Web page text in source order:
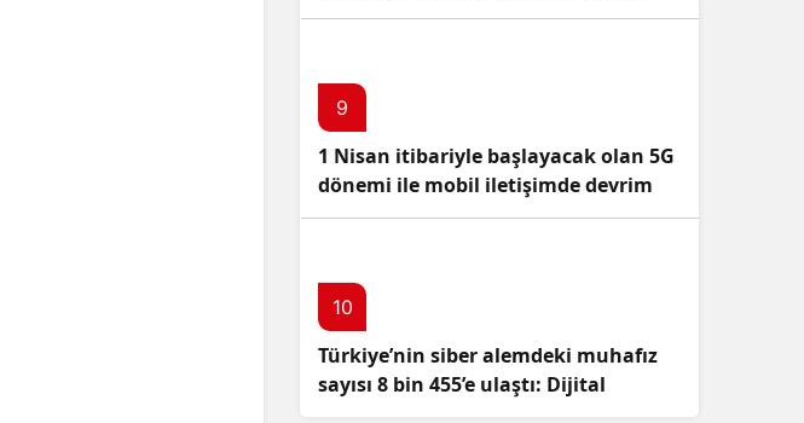
9
1 Nisan itibariyle başlayacak olan 5G
dönemi ile mobil iletişimde devrim
başlıyor!
10
Türkiye’nin siber alemdeki muhafız
sayısı 8 bin 455’e ulaştı: Dijital